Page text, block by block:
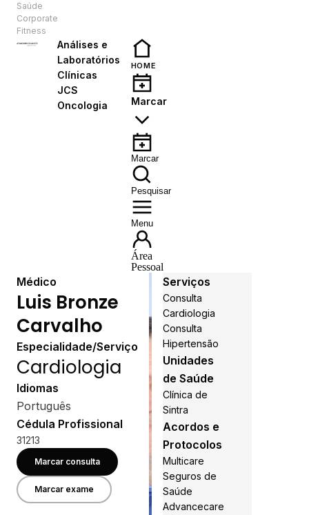
Saúde
Corporate
Fitness
Análises e
Laboratórios
Clínicas
JCS
Oncologia
HOME
Marcar
Marcar
Pesquisar
Menu
Área
Pessoal
Médico
Luis Bronze
Carvalho
Especialidade/Serviço
Cardiologia
Idiomas
Português
Cédula Profissional
31213
Marcar consulta
Marcar exame
Serviços
Consulta
Cardiologia
Consulta
Hipertensão
Unidades
de Saúde
Clínica de
Sintra
Acordos e
Protocolos
Multicare
Seguros de
Saúde
Advancecare